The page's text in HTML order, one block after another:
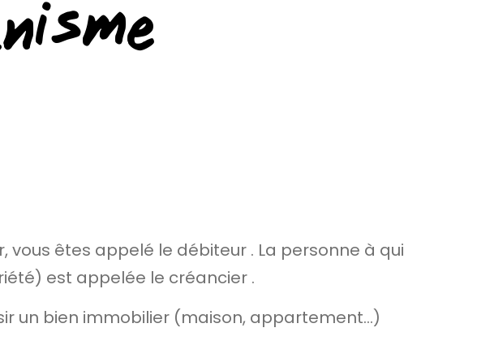
vous êtes appelé le débiteur . La personne à qui
est appelée le créancier .
un bien immobilier (maison, appartement…)